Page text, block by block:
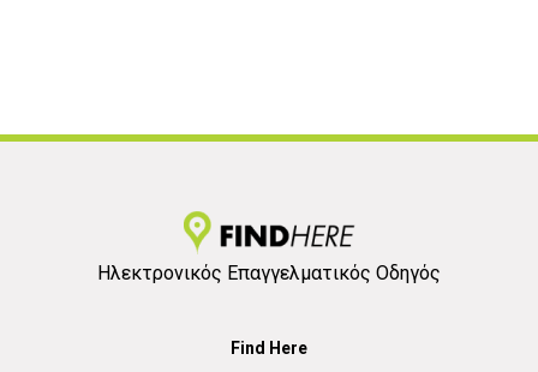
Ηλεκτρονικός Επαγγελματικός Οδηγός
Find Here